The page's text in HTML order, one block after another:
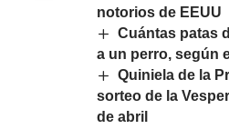
notorios de EEUU
Cuántas patas
a un perro, según
Quiniela de la
sorteo de la
de abril